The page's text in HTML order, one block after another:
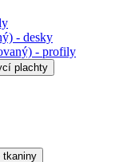
- desky
- profily
plachty
tkaniny